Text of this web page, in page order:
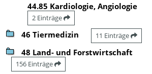
44.85 Kardiologie, Angiologie
2 Einträge
46 Tiermedizin 11 Einträge
48 Land- und Forstwirtschaft
156 Einträge